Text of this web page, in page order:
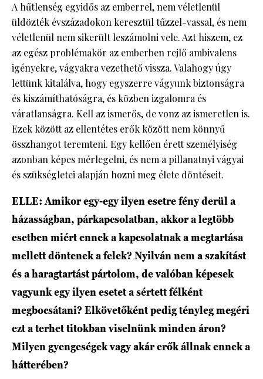
A hűtlenség egyidős az emberrel, nem véletlenül
üldözték évszázadokon keresztül tűzzel-vassal, és nem
véletlenül nem sikerült leszámolni vele. Azt hiszem, ez
az egész problémakör az emberben rejlő ambivalens
igényekre, vágyakra vezethető vissza. Valahogy úgy
lettünk kitalálva, hogy egyszerre vágyunk biztonságra
és kiszámíthatóságra, és közben izgalomra és
váratlanságra. Kell az ismerős, de vonz az ismeretlen is.
Ezek között az ellentétes erők között nem könnyű
összhangot teremteni. Egy kellően érett személyiség
azonban képes mérlegelni, és nem a pillanatnyi vágyai
és szükségletei alapján hozni meg élete döntéseit.
ELLE: Amikor egy-egy ilyen esetre fény derül a
házasságban, párkapcsolatban, akkor a legtöbb
esetben miért ennek a kapcsolatnak a megtartása
mellett döntenek a felek? Nyilván nem a szakítást
és a haragtartást pártolom, de valóban képesek
vagyunk egy ilyen esetet a sértett félként
megbocsátani? Elkövetőként pedig tényleg megéri
ezt a terhet titokban viselnünk minden áron?
Milyen gyengeségek vagy akár erők állnak ennek a
hátterében?